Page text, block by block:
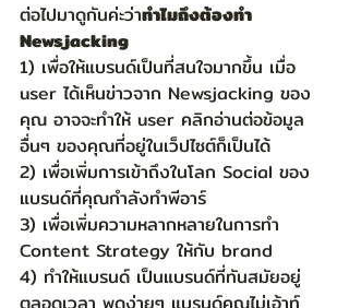
ต่อไปมาดูกันค่ะว่าทำไมถึงต้องทำ
Newsjacking
1) เพื่อให้แบรนด์เป็นที่สนใจมากขึ้น เมื่อ
user ได้เห็นข่าวจาก Newsjacking ของ
คุณ อาจจะทำให้ user คลิกอ่านต่อข้อมูล
อื่นๆ ของคุณที่อยู่ในเว็ปไซต์ก็เป็นได้
2) เพื่อเพิ่มการเข้าถึงในโลก Social ของ
แบรนด์ที่คุณกำลังทำพีอาร์
3) เพื่อเพิ่มความหลากหลายในการทำ
Content Strategy ให้กับ brand
4) ทำให้แบรนด์ เป็นแบรนด์ที่ทันสมัยอยู่